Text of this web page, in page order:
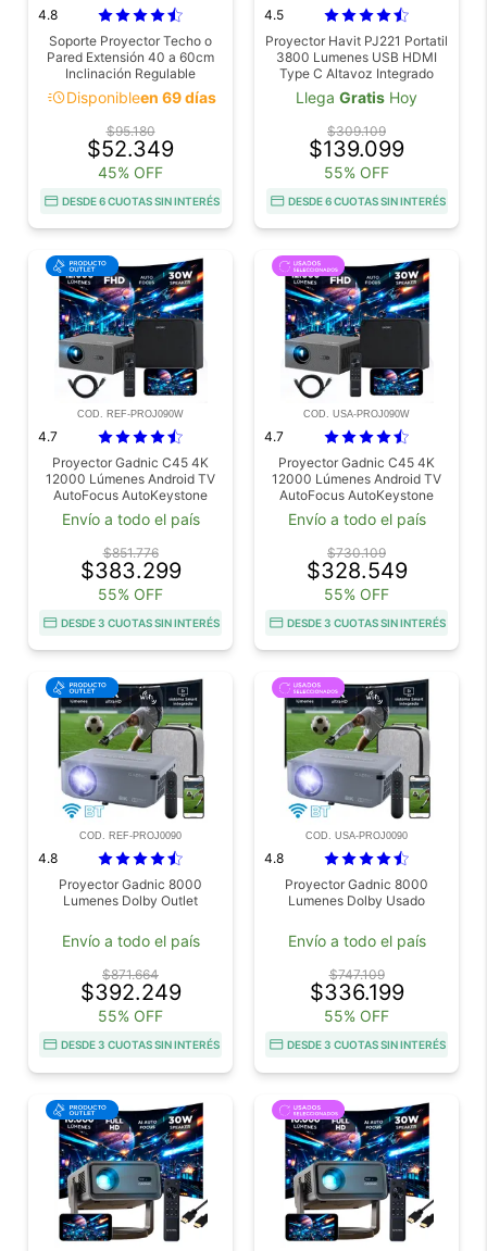
4.8
Soporte Proyector Techo o
Pared Extensión 40 a 60cm
Inclinación Regulable
Resistente
acuteDisponibleen 69 días
$95.180
$52.349
45% OFF
DESDE 6 CUOTAS SIN INTERÉS
4.5
Proyector Havit PJ221 Portatil
3800 Lumenes USB HDMI
Type C Altavoz Integrado
Multimedia Compacto
Llega Gratis Hoy
$309.109
$139.099
55% OFF
DESDE 6 CUOTAS SIN INTERÉS
COD. REF-PROJ090W
4.7
Proyector Gadnic C45 4K
12000 Lúmenes Android TV
AutoFocus AutoKeystone
Bolso Transportador HDMI
15mts Outlet
Envío a todo el país
$851.776
$383.299
55% OFF
DESDE 3 CUOTAS SIN INTERÉS
COD. USA-PROJ090W
4.7
Proyector Gadnic C45 4K
12000 Lúmenes Android TV
AutoFocus AutoKeystone
Bolso Transportador HDMI
15mts Usado
Envío a todo el país
$730.109
$328.549
55% OFF
DESDE 3 CUOTAS SIN INTERÉS
COD. REF-PROJ0090
4.8
Proyector Gadnic 8000
Lumenes Dolby Outlet
Envío a todo el país
$871.664
$392.249
55% OFF
DESDE 3 CUOTAS SIN INTERÉS
COD. USA-PROJ0090
4.8
Proyector Gadnic 8000
Lumenes Dolby Usado
Envío a todo el país
$747.109
$336.199
55% OFF
DESDE 3 CUOTAS SIN INTERÉS